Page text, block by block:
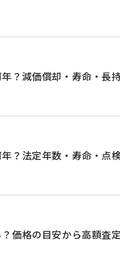
？減価償却・寿命・長
？法定年数・寿命・点
価格の目安から高額査